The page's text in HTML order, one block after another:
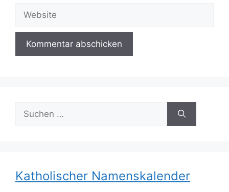
nach:
Katholischer Namenskalender